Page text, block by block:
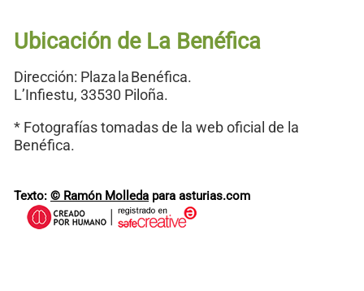
Ubicación de La Benéfica
Dirección: Plaza la Benéfica.
L’Infiestu, 33530 Piloña.
* Fotografías tomadas de la web oficial de la
Benéfica.
Texto: © Ramón Molleda para asturias.com